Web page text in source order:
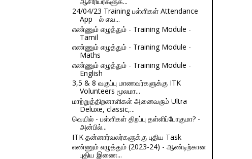
24/04/23 Training பள்ளிகள் Attendance
App - ல் எவ...
எண்ணும் எழுத்தும் - Training Module -
Tamil
எண்ணும் எழுத்தும் - Training Module -
Maths
எண்ணும் எழுத்தும் - Training Module -
English
3,5 & 8 வகுப்பு மாணவர்களுக்கு ITK
Volunteers மூலமா...
மாற்றுத்திறனாளிகள் அனைவரும் Ultra
Deluxe, classic,...
வெயில் - பள்ளிகள் திறப்பு தள்ளிப்போகுமா? -
அன்பில்...
ITK தன்னார்வலர்களுக்கு புதிய Task
எண்ணும் எழுத்தும் (2023-24) - ஆண்டிற்கான
புதிய இணை...